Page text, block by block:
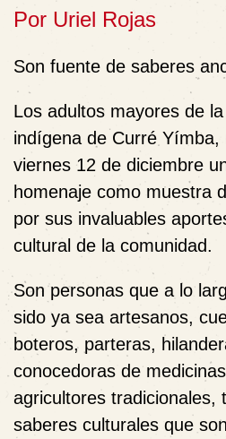
Por Uriel Rojas
Son fuente de saberes
Los adultos mayores de
indígena de Curré Yímba,
viernes 12 de diciembre
homenaje como muestra
por sus invaluables
cultural de la comunidad.
Son personas que a lo
sido ya sea artesanos,
boteros, parteras,
conocedoras de
agricultores tradicionales,
saberes culturales que